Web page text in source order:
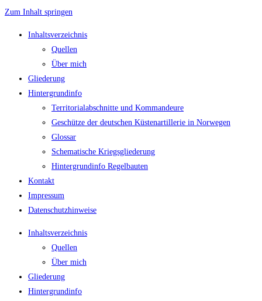
Zum Inhalt springen
Inhaltsverzeichnis
Quellen
Über mich
Gliederung
Hintergrundinfo
Territorialabschnitte und Kommandeure
Geschütze der deutschen Küstenartillerie in Norwegen
Glossar
Schematische Kriegsgliederung
Hintergrundinfo Regelbauten
Kontakt
Impressum
Datenschutzhinweise
Inhaltsverzeichnis
Quellen
Über mich
Gliederung
Hintergrundinfo